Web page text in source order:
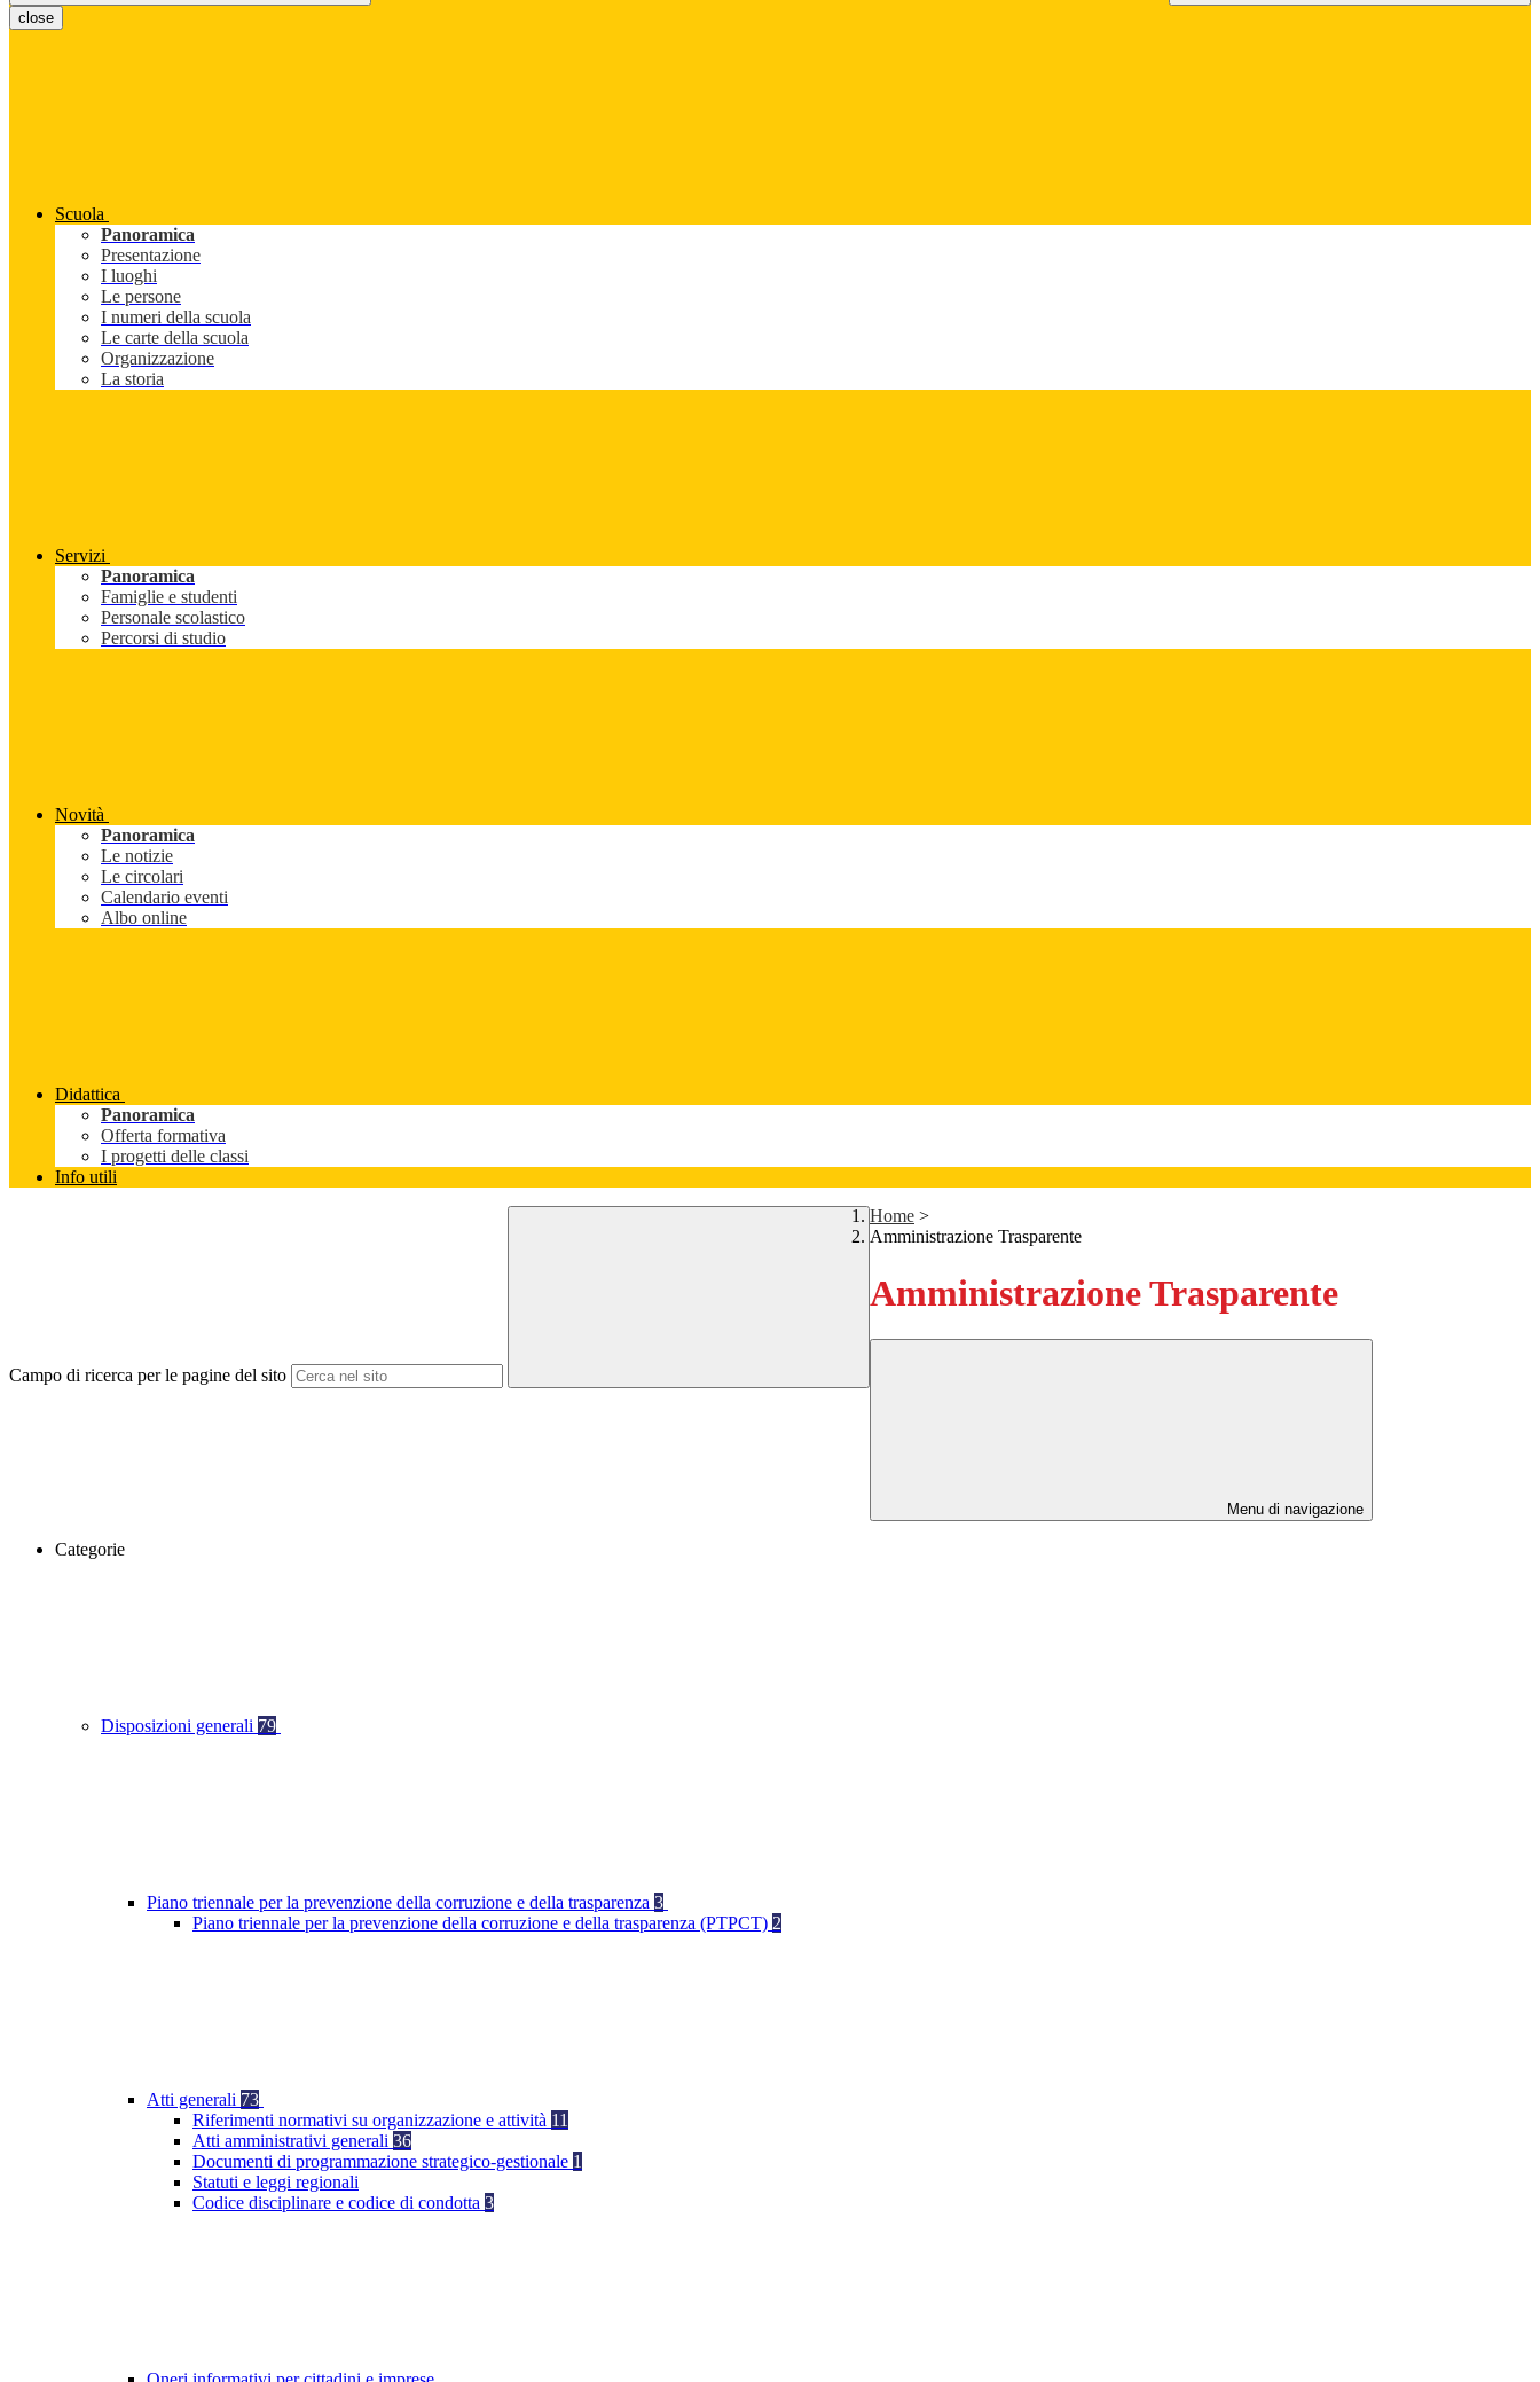
close
Scuola
Panoramica
Presentazione
I luoghi
Le persone
I numeri della scuola
Le carte della scuola
Organizzazione
La storia
Servizi
Panoramica
Famiglie e studenti
Personale scolastico
Percorsi di studio
Novità
Panoramica
Le notizie
Le circolari
Calendario eventi
Albo online
Didattica
Panoramica
Offerta formativa
I progetti delle classi
Info utili
Campo di ricerca per le pagine del sito
Home >
Amministrazione Trasparente
Amministrazione Trasparente
Menu di navigazione
Categorie
Disposizioni generali 79
Piano triennale per la prevenzione della corruzione e della trasparenza 3
Piano triennale per la prevenzione della corruzione e della trasparenza (PTPCT) 2
Atti generali 73
Riferimenti normativi su organizzazione e attività 11
Atti amministrativi generali 36
Documenti di programmazione strategico-gestionale 1
Statuti e leggi regionali
Codice disciplinare e codice di condotta 3